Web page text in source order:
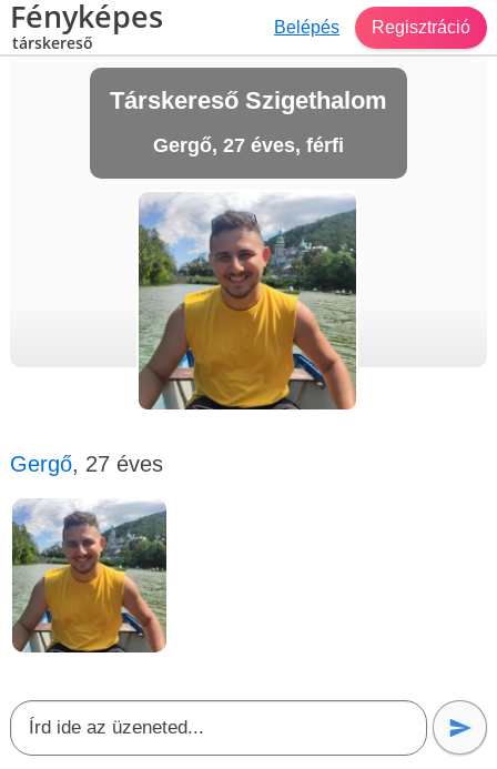
Fényképes
társkereső
Belépés Regisztráció
Társkereső Szigethalom
Gergő, 27 éves, férfi
Gergő, 27 éves